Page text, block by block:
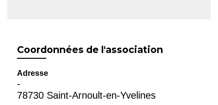
Coordonnées de l'association
Adresse
-
78730 Saint-Arnoult-en-Yvelines